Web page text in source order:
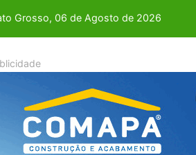
Grosso, 06 de Agosto de 2026